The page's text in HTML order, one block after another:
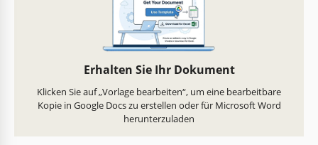
Erhalten Sie Ihr Dokument
Klicken Sie auf „Vorlage bearbeiten“, um eine bearbeitbare
Kopie in Google Docs zu erstellen oder für Microsoft Word
herunterzuladen